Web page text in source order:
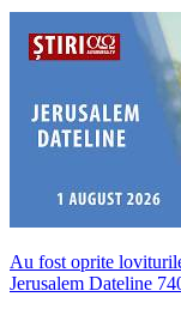
Au fost oprite
Jerusalem Dateline